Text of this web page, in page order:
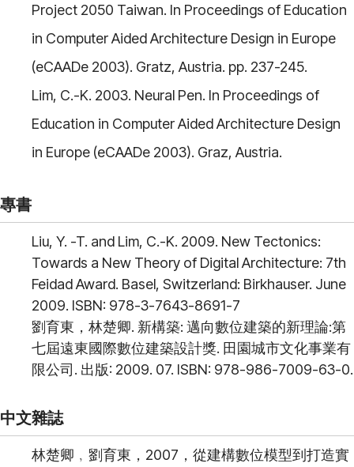
Project 2050 Taiwan. In Proceedings of Education
in Computer Aided Architecture Design in Europe
(eCAADe 2003). Gratz, Austria. pp. 237-245.
Lim, C.-K. 2003. Neural Pen. In Proceedings of
Education in Computer Aided Architecture Design
in Europe (eCAADe 2003). Graz, Austria.
專書
Liu, Y. -T. and Lim, C.-K. 2009. New Tectonics:
Towards a New Theory of Digital Architecture: 7th
Feidad Award. Basel, Switzerland: Birkhauser. June
2009. ISBN: 978-3-7643-8691-7
劉育東，林楚卿. 新構築: 邁向數位建築的新理論:第
七屆遠東國際數位建築設計獎. 田園城市文化事業有
限公司. 出版: 2009. 07. ISBN: 978-986-7009-63-0.
中文雜誌
林楚卿﹐劉育東，2007，從建構數位模型到打造實